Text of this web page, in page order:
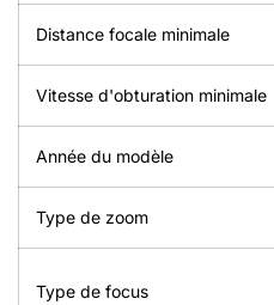
Distance focale minimale
Vitesse d'obturation minimale
Année du modèle
Type de zoom
Type de focus